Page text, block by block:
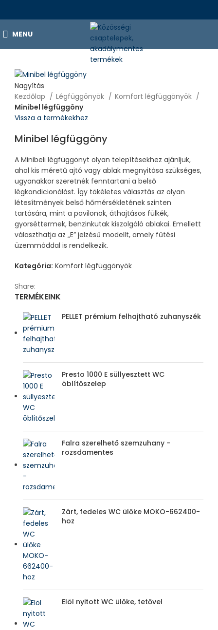
MENU
Nagyítás
Kezdőlap
Légfüggönyök
Komfort légfüggönyök
Minibel légfüggöny
Vissza a termékekhez
Minibel légfüggöny
A Minibeli légfüggönyt olyan telepítésekhez ajánljuk,
ahol kis méretű ajtó vagy ablak megnyitása szükséges,
ugyanakkor szeretnék fenntartani a belső
légkondicionálást. Így tökéletes választás az olyan
létesítmények belső hőmérsékletének szinten
tartására, mint a pavilonok, áthajtásos fülkék,
gyorséttermek, benzinkutak kiszolgáló ablakai. Emellett
választhatja az „E” jelzésű modellt, amely fűtési
üzemmóddal is rendelkezik.
Kategória: Komfort légfüggönyök
Share:
TERMÉKEINK
PELLET prémium felhajtható zuhanyszék
Presto 1000 E süllyesztett WC
öblítőszelep
Falra szerelhető szemzuhany -
rozsdamentes
Zárt, fedeles WC ülőke MOKO-662400-
hoz
Elöl nyitott WC ülőke, tetővel